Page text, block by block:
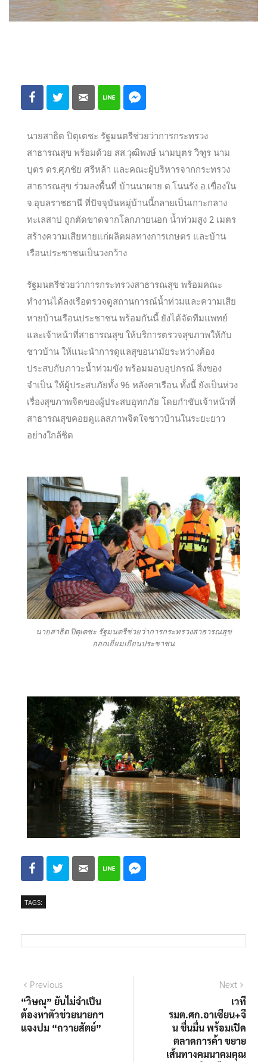
นายสาธิต ปิตุเตชะ รัฐมนตรีช่วยว่าการกระทรวง
สาธารณสุข พร้อมด้วย สส.วุฒิพงษ์ นามบุตร วิฑูร นาม
บุตร ดร.ศุภชัย ศรีหล้า และคณะผู้บริหารจากกระทรวง
สาธารณสุข ร่วมลงพื้นที่ บ้านนาผาย ต.โนนรัง อ.เขื่องใน
จ.อุบลราชธานี ที่ปัจจุบันหมู่บ้านนี้กลายเป็นเกาะกลาง
ทะเลสาป ถูกตัดขาดจากโลกภายนอก น้ำท่วมสูง 2 เมตร
สร้างความเสียหายแก่ผลิตผลทางการเกษตร และบ้าน
เรือนประชาชนเป็นวงกว้าง
รัฐมนตรีช่วยว่าการกระทรวงสาธารณสุข พร้อมคณะ
ทำงานได้ลงเรือตรวจดูสถานการณ์น้ำท่วมและความเสีย
หายบ้านเรือนประชาชน พร้อมกันนี้ ยังได้จัดทีมแพทย์
และเจ้าหน้าที่สาธารณสุข ให้บริการตรวจสุขภาพให้กับ
ชาวบ้าน ให้แนะนำการดูแลสุขอนามัยระหว่างต้อง
ประสบกับภาวะน้ำท่วมขัง พร้อมมอบอุปกรณ์ สิ่งของ
จำเป็น ให้ผู้ประสบภัยทั้ง 96 หลังคาเรือน ทั้งนี้ ยังเป็นห่วง
เรื่องสุขภาพจิตของผู้ประสบอุทกภัย โดยกำชับเจ้าหน้าที่
สาธารณสุขคอยดูแลสภาพจิตใจชาวบ้านในระยะยาว
อย่างใกล้ชิด
นายสาธิต ปิตุเตชะ รัฐมนตรีช่วยว่าการกระทรวงสาธารณสุข
ออกเยี่ยมเยียนประชาชน
TAGS:
Previous
“วิษณุ” ยันไม่จำเป็น
ต้องหาตัวช่วยนายกฯ
แจงปม “ถวายสัตย์”
Next
เวที
รมต.ศก.อาเซียน+จี
น ชื่นมื่น พร้อมเปิด
ตลาดการค้า ขยาย
เส้นทางคมนาคมคุณ